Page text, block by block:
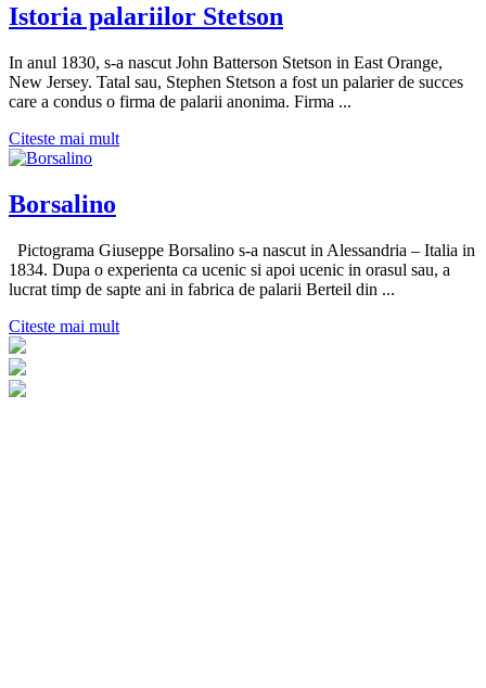
Istoria palariilor Stetson
In anul 1830, s-a nascut John Batterson Stetson in East Orange,
New Jersey. Tatal sau, Stephen Stetson a fost un palarier de succes
care a condus o firma de palarii anonima. Firma ...
Citeste mai mult
Borsalino
Pictograma Giuseppe Borsalino s-a nascut in Alessandria – Italia in
1834. Dupa o experienta ca ucenic si apoi ucenic in orasul sau, a
lucrat timp de sapte ani in fabrica de palarii Berteil din ...
Citeste mai mult